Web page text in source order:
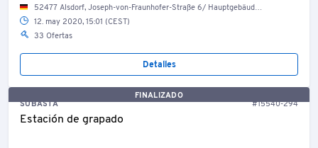
52477 Alsdorf, Joseph-von-Fraunhofer-Straße 6/ Hauptgebäude/ TS-Werkstatt 2
12. may 2020, 15:01 (CEST)
33 Ofertas
Detalles
FINALIZADO
SUBASTA
#15540-294
Estación de grapado